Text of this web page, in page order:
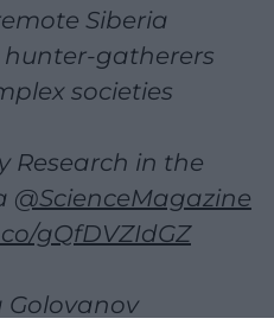
Siberia
hunter-gatherers
societies
Research in the
@ScienceMagazine
gQfDVZIdGZ
Golovanov